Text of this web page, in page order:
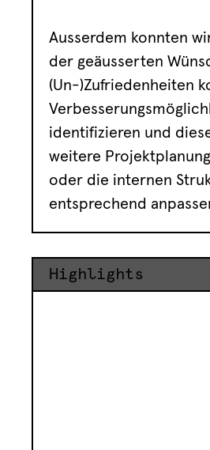
Ausserdem konnten
der geäusserten
(Un-)Zufriedenheiten
identifizieren und
weitere
oder die internen
entsprechend
Highlights